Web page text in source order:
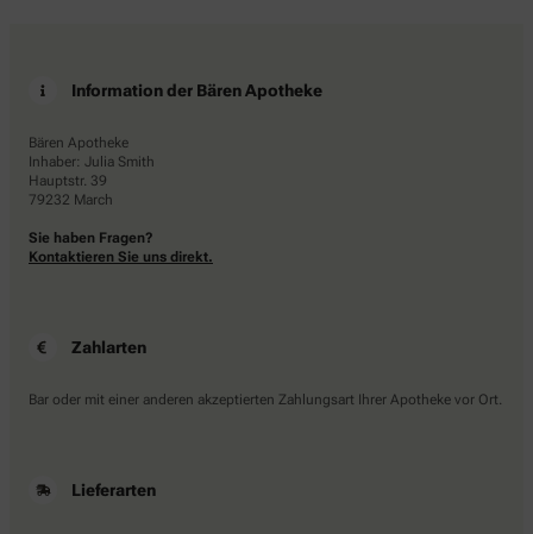
Information der Bären Apotheke
Bären Apotheke
Inhaber: Julia Smith
Hauptstr. 39
79232 March
Sie haben Fragen?
Kontaktieren Sie uns direkt.
Zahlarten
Bar oder mit einer anderen akzeptierten Zahlungsart Ihrer Apotheke vor Ort.
Lieferarten